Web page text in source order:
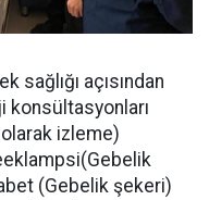
sağlığı açısından
konsültasyonları
izleme)
(Gebelik şekeri)